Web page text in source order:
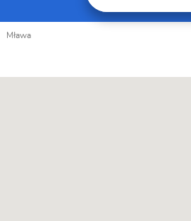
Mława